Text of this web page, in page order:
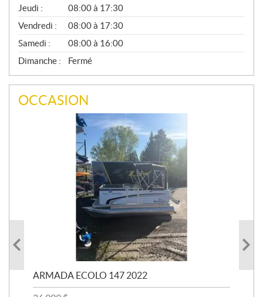
LJeudi :
08:00 à 17:30
Vendredi :
08:00 à 17:30
Samedi :
08:00 à 16:00
Dimanche :
Fermé
OCCASION
ARMADA ECOLO 147 2022